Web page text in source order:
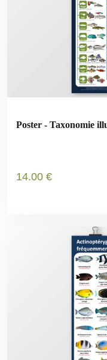
Poster - Taxonomie
14.00 €